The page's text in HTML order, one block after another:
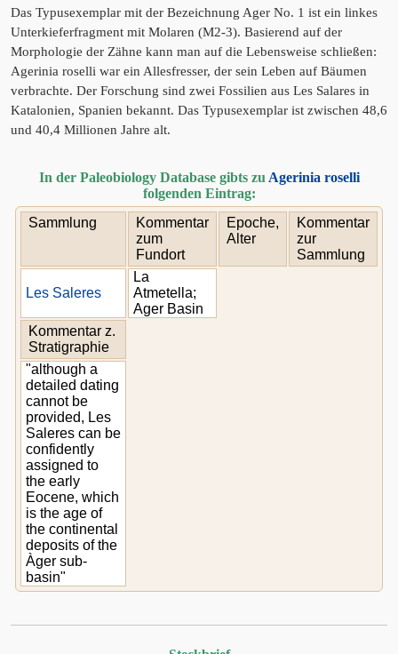
Das Typusexemplar mit der Bezeichnung Ager No. 1 ist ein linkes
Unterkieferfragment mit Molaren (M2-3). Basierend auf der
Morphologie der Zähne kann man auf die Lebensweise schließen:
Agerinia roselli war ein Allesfresser, der sein Leben auf Bäumen
verbrachte. Der Forschung sind zwei Fossilien aus Les Salares in
Katalonien, Spanien bekannt. Das Typusexemplar ist zwischen 48,6
und 40,4 Millionen Jahre alt.
In der Paleobiology Database gibts zu Agerinia roselli
folgenden Eintrag:
Sammlung
Kommentar
zum
Fundort
Epoche,
Alter
Kommentar
zur
Sammlung
Les Saleres
La
Atmetella;
Ager Basin
Kommentar z.
Stratigraphie
"although a
detailed dating
cannot be
provided, Les
Saleres can be
confidently
assigned to
the early
Eocene, which
is the age of
the continental
deposits of the
Àger sub-
basin"